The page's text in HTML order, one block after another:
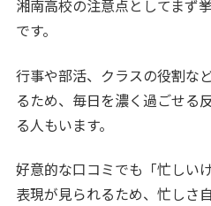
湘南高校の注意点としてまず
です。
行事や部活、クラスの役割な
るため、毎日を濃く過ごせる
る人もいます。
好意的な口コミでも「忙しい
表現が見られるため、忙しさ